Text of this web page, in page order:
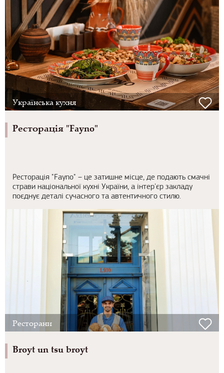
Українська кухня
Ресторація "Fayno"
Ресторація "Fayno" – це затишне місце, де подають смачні
страви національної кухні України, а інтер'єр закладу
поєднує деталі сучасного та автентичного стилю.
Ресторани
Broyt un tsu broyt